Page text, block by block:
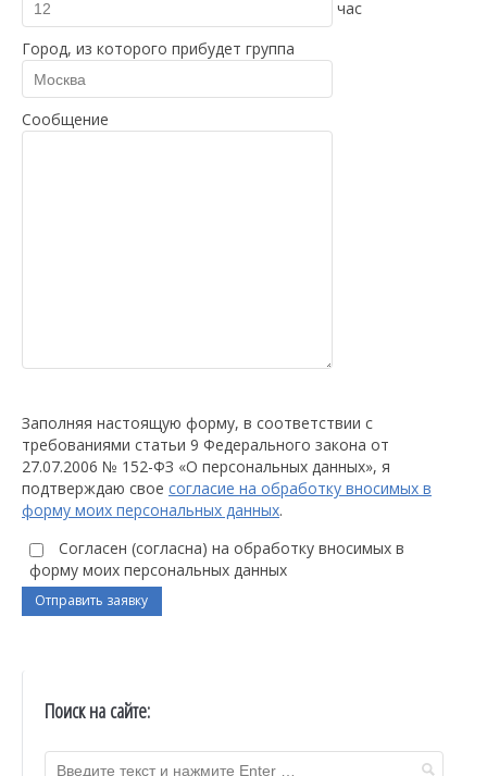
час
Город, из которого прибудет группа
Сообщение
Заполняя настоящую форму, в соответствии с
требованиями статьи 9 Федерального закона от
27.07.2006 № 152-ФЗ «О персональных данных», я
подтверждаю свое согласие на обработку вносимых в
форму моих персональных данных.
Согласен (согласна) на обработку вносимых в
форму моих персональных данных
Поиск на сайте: